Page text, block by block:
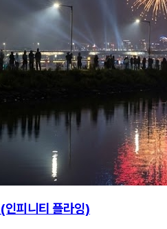
피니티 플라잉)